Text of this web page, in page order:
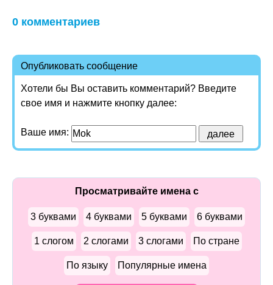
0 комментариев
Опубликовать сообщение
Хотели бы Вы оставить комментарий? Введите
свое имя и нажмите кнопку далее:
Ваше имя:
Просматривайте имена с
3 буквами 4 буквами 5 буквами 6 буквами
1 слогом 2 слогами 3 слогами По стране
По языку Популярные имена